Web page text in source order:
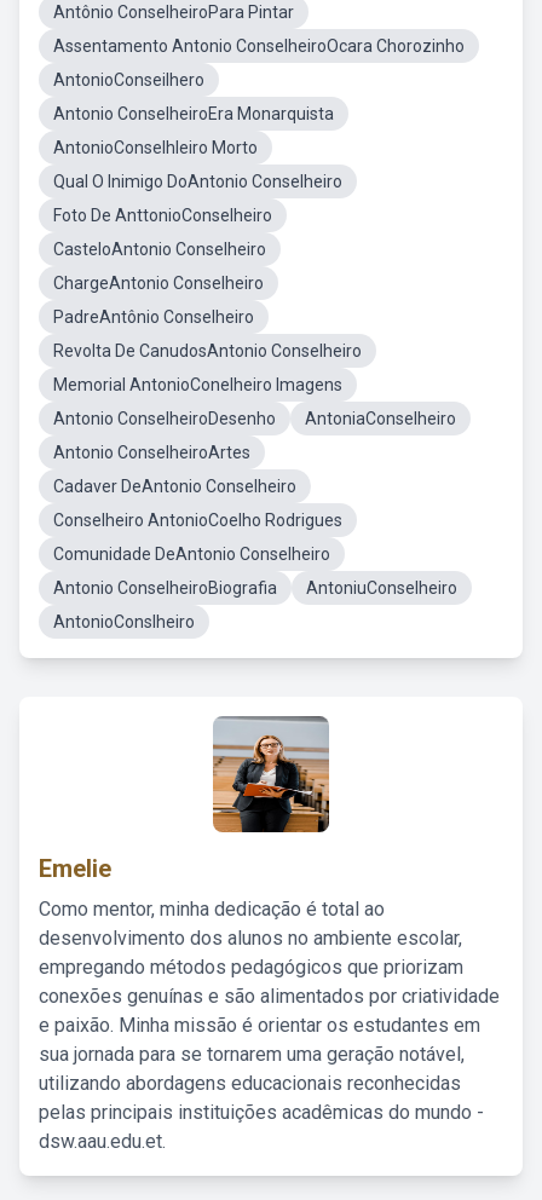
Antônio ConselheiroPara Pintar
Assentamento Antonio ConselheiroOcara Chorozinho
AntonioConseilhero
Antonio ConselheiroEra Monarquista
AntonioConselhleiro Morto
Qual O Inimigo DoAntonio Conselheiro
Foto De AnttonioConselheiro
CasteloAntonio Conselheiro
ChargeAntonio Conselheiro
PadreAntônio Conselheiro
Revolta De CanudosAntonio Conselheiro
Memorial AntonioConelheiro Imagens
Antonio ConselheiroDesenho
AntoniaConselheiro
Antonio ConselheiroArtes
Cadaver DeAntonio Conselheiro
Conselheiro AntonioCoelho Rodrigues
Comunidade DeAntonio Conselheiro
Antonio ConselheiroBiografia
AntoniuConselheiro
AntonioConslheiro
Emelie
Como mentor, minha dedicação é total ao
desenvolvimento dos alunos no ambiente escolar,
empregando métodos pedagógicos que priorizam
conexões genuínas e são alimentados por criatividade
e paixão. Minha missão é orientar os estudantes em
sua jornada para se tornarem uma geração notável,
utilizando abordagens educacionais reconhecidas
pelas principais instituições acadêmicas do mundo -
dsw.aau.edu.et.